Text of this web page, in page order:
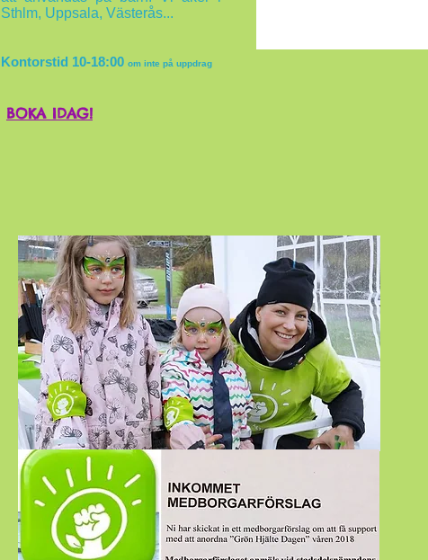
Sthlm, Uppsala, Västerås...
Kontorstid 10-18:00 om inte på uppdrag
BOKA IDAG!